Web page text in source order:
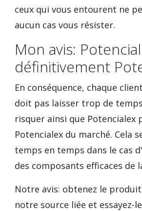
ceux qui vous entourent ne
aucun cas vous résister.
Mon avis:
définitivement
En conséquence, chaque
doit pas laisser trop de
risquer ainsi que Potencialex
Potencialex du marché. Cela
temps en temps dans le cas
des composants efficaces de
Notre avis: obtenez le
notre source liée et essayez-